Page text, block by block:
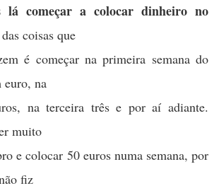
lá começar a colocar dinheiro no
coisas que
é começar na primeira semana do
euro, na
na terceira três e por aí adiante.
muito
e colocar 50 euros numa semana, por
fiz